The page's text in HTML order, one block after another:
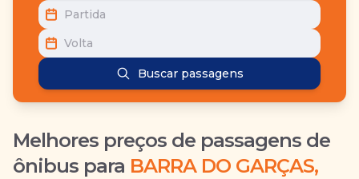
Partida
Volta
Buscar passagens
Melhores preços de passagens de
ônibus para BARRA DO GARÇAS,